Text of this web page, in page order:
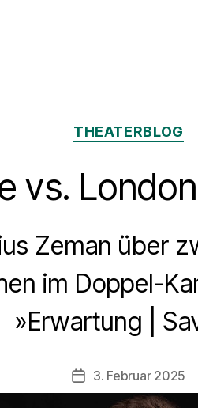
Kategorien
THEATERBLOG
vs.
Zeman über
im Doppel-
»Erwartung |
Beitragsdatum
3. Februar 2025